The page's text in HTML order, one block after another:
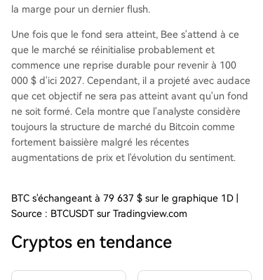
la marge pour un dernier flush.
Une fois que le fond sera atteint, Bee s'attend à ce
que le marché se réinitialise probablement et
commence une reprise durable pour revenir à 100
000 $ d'ici 2027. Cependant, il a projeté avec audace
que cet objectif ne sera pas atteint avant qu'un fond
ne soit formé. Cela montre que l'analyste considère
toujours la structure de marché du Bitcoin comme
fortement baissière malgré les récentes
augmentations de prix et l'évolution du sentiment.
BTC s'échangeant à 79 637 $ sur le graphique 1D |
Source : BTCUSDT sur Tradingview.com
Cryptos en tendance